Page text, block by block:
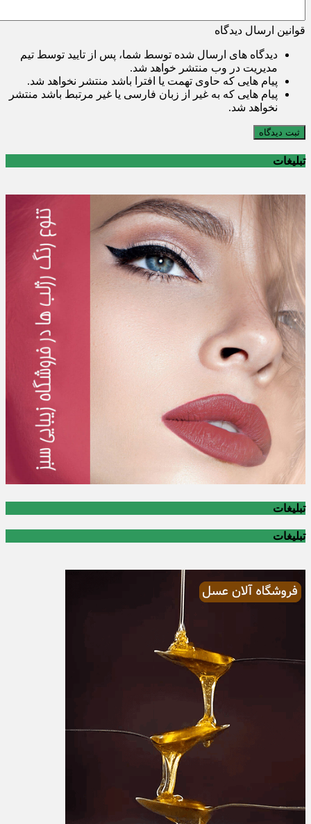
قوانین ارسال دیدگاه
دیدگاه های ارسال شده توسط شما، پس از تایید توسط تیم
مدیریت در وب منتشر خواهد شد.
پیام هایی که حاوی تهمت یا افترا باشد منتشر نخواهد شد.
پیام هایی که به غیر از زبان فارسی یا غیر مرتبط باشد منتشر
نخواهد شد.
ثبت دیدگاه
تبلیغات
تبلیغات
تبلیغات